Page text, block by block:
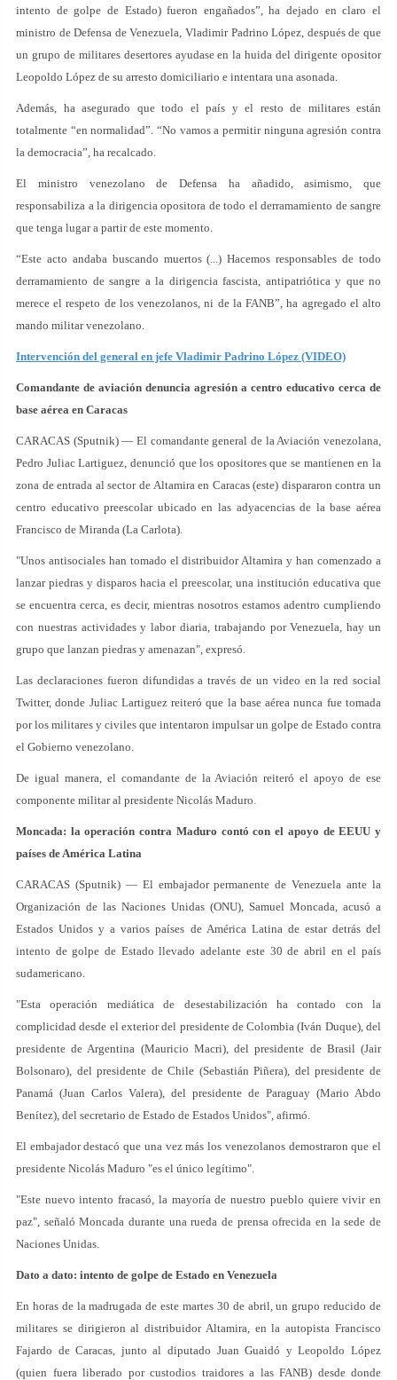
intento de golpe de Estado) fueron engañados”, ha dejado en claro el
ministro de Defensa de Venezuela, Vladimir Padrino López, después de que
un grupo de militares desertores ayudase en la huida del dirigente opositor
Leopoldo López de su arresto domiciliario e intentara una asonada.
Además, ha asegurado que todo el país y el resto de militares están
totalmente “en normalidad”. “No vamos a permitir ninguna agresión contra
la democracia”, ha recalcado.
El ministro venezolano de Defensa ha añadido, asimismo, que
responsabiliza a la dirigencia opositora de todo el derramamiento de sangre
que tenga lugar a partir de este momento.
“Este acto andaba buscando muertos (...) Hacemos responsables de todo
derramamiento de sangre a la dirigencia fascista, antipatriótica y que no
merece el respeto de los venezolanos, ni de la FANB”, ha agregado el alto
mando militar venezolano.
Intervención del general en jefe Vladimir Padrino López (VIDEO)
Comandante de aviación denuncia agresión a centro educativo cerca de
base aérea en Caracas
CARACAS (Sputnik) — El comandante general de la Aviación venezolana,
Pedro Juliac Lartiguez, denunció que los opositores que se mantienen en la
zona de entrada al sector de Altamira en Caracas (este) dispararon contra un
centro educativo preescolar ubicado en las adyacencias de la base aérea
Francisco de Miranda (La Carlota).
"Unos antisociales han tomado el distribuidor Altamira y han comenzado a
lanzar piedras y disparos hacia el preescolar, una institución educativa que
se encuentra cerca, es decir, mientras nosotros estamos adentro cumpliendo
con nuestras actividades y labor diaria, trabajando por Venezuela, hay un
grupo que lanzan piedras y amenazan", expresó.
Las declaraciones fueron difundidas a través de un video en la red social
Twitter, donde Juliac Lartiguez reiteró que la base aérea nunca fue tomada
por los militares y civiles que intentaron impulsar un golpe de Estado contra
el Gobierno venezolano.
De igual manera, el comandante de la Aviación reiteró el apoyo de ese
componente militar al presidente Nicolás Maduro.
Moncada: la operación contra Maduro contó con el apoyo de EEUU y
países de América Latina
CARACAS (Sputnik) — El embajador permanente de Venezuela ante la
Organización de las Naciones Unidas (ONU), Samuel Moncada, acusó a
Estados Unidos y a varios países de América Latina de estar detrás del
intento de golpe de Estado llevado adelante este 30 de abril en el país
sudamericano.
"Esta operación mediática de desestabilización ha contado con la
complicidad desde el exterior del presidente de Colombia (Iván Duque), del
presidente de Argentina (Mauricio Macri), del presidente de Brasil (Jair
Bolsonaro), del presidente de Chile (Sebastián Piñera), del presidente de
Panamá (Juan Carlos Valera), del presidente de Paraguay (Mario Abdo
Benítez), del secretario de Estado de Estados Unidos", afirmó.
El embajador destacó que una vez más los venezolanos demostraron que el
presidente Nicolás Maduro "es el único legítimo".
"Este nuevo intento fracasó, la mayoría de nuestro pueblo quiere vivir en
paz", señaló Moncada durante una rueda de prensa ofrecida en la sede de
Naciones Unidas.
Dato a dato: intento de golpe de Estado en Venezuela
En horas de la madrugada de este martes 30 de abril, un grupo reducido de
militares se dirigieron al distribuidor Altamira, en la autopista Francisco
Fajardo de Caracas, junto al diputado Juan Guaidó y Leopoldo López
(quien fuera liberado por custodios traidores a las FANB) desde donde